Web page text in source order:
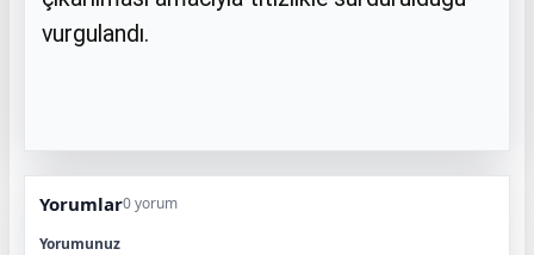
vurgulandı.
Yorumlar0 yorum
Yorumunuz